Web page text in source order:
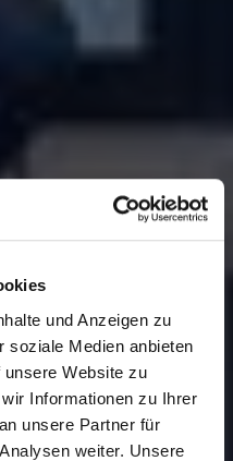
und Anzeigen zu
soziale Medien anbieten
Website zu
Informationen zu Ihrer
unsere Partner für
weiter. Unsere